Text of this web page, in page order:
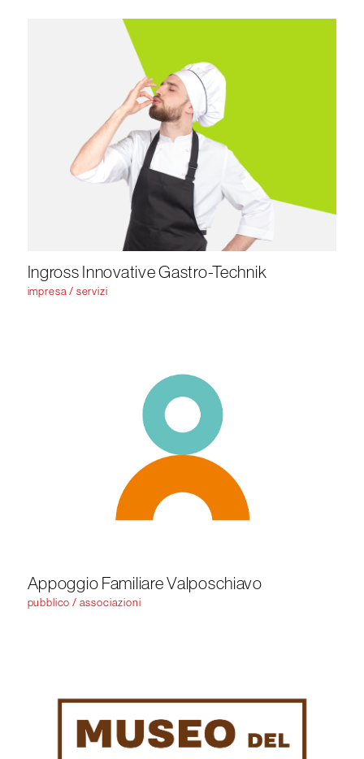
Ingross Innovative Gastro-Technik
impresa / servizi
Appoggio Familiare Valposchiavo
pubblico / associazioni